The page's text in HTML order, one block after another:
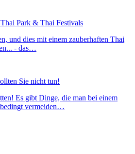
Park & Thai Festivals
und dies mit einem zauberhaften Thai
- das…
Sie nicht tun!
Es gibt Dinge, die man bei einem
vermeiden…